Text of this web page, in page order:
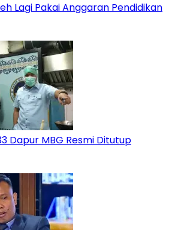
Lagi Pakai Anggaran Pendidikan
Dapur MBG Resmi Ditutup